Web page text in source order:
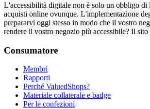
L'accessibilità digitale non è solo un obbligo di
acquisti online ovunque. L'implementazione
prepararvi oggi stesso in modo che il vostro
rendere il vostro negozio più accessibile? Il
Consumatore
Membri
Rapporti
Perché ValuedShops?
Materiale collaterale e badge
Per le confezioni